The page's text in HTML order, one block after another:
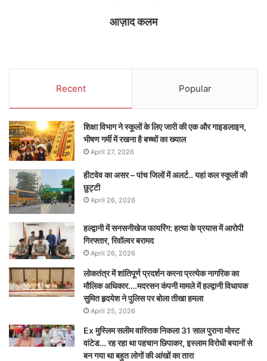
आज़ाद कलम
Recent Popular
शिक्षा विभाग ने स्कूलों के लिए जारी की एक और गाइडलाइन,
भीषण गर्मी में रखना है बच्चों का ख्याल
April 27, 2026
हीटवेव का असर – पांच जिलों में अलर्ट.. यहां कल स्कूलों की
छुट्टी
April 26, 2026
हल्द्वानी में सनसनीखेज फायरिंग: हत्या के प्रयास में आरोपी
गिरफ्तार, रिवॉल्वर बरामद
April 26, 2026
लोकतंत्र में शांतिपूर्ण प्रदर्शन करना प्रत्येक नागरिक का
मौलिक अधिकार….मदरसन कंपनी मामले में हल्द्वानी विधायक
सुमित हृदयेश ने पुलिस पर बोला तीखा हमला
April 25, 2026
Ex मुस्लिम सलीम वास्तिक निकला 31 साल पुराना मोस्ट
वांटेड… रह रहा था पहचान छिपाकर, इस्लाम विरोधी बयानों से
बन गया था बहुत लोगों की आंखों का तारा